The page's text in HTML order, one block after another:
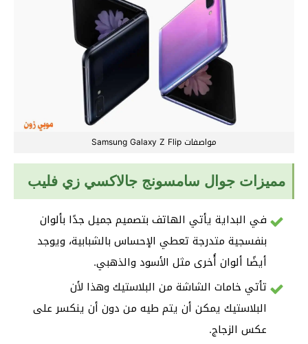
مواصفات Samsung Galaxy Z Flip
مميزات جوال سامسونج جالاكسي زي فليب
في البداية يأتي الهاتف بتصميم جميل جدًا بألوان
بنفسجية متدرجة تعطي الإحساس بالشبابية، ويوجد
أيضًا ألوان أُخرى مثل الأسود والذهبي.
تأتي خامات الشاشة من البلاستيك وهذا لأن
البلاستيك يمكن أن يتم طيه من دون أن ينكسر على
عكس الزجاج.